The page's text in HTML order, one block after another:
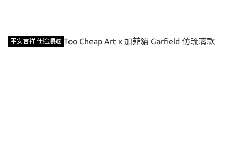
平安吉祥 仕途順遂